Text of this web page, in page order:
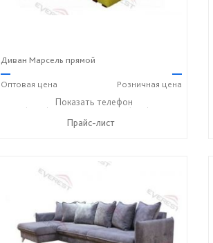
Диван Марсель прямой
—
Оптовая цена
—
Розничная цена
+7 (3812) 90-27-89 ☎+7 (800) 600-72-93
Показать телефон
Прайс-лист